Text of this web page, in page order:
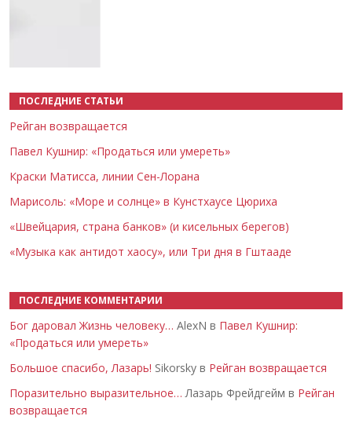
ПОСЛЕДНИЕ СТАТЬИ
Рейган возвращается
Павел Кушнир: «Продаться или умереть»
Краски Матисса, линии Сен-Лорана
Марисоль: «Море и солнце» в Кунстхаусе Цюриха
«Швейцария, страна банков» (и кисельных берегов)
«Музыка как антидот хаосу», или Три дня в Гштааде
ПОСЛЕДНИЕ КОММЕНТАРИИ
Бог даровал Жизнь человеку… AlexN в Павел Кушнир:
«Продаться или умереть»
Большое спасибо, Лазарь! Sikorsky в Рейган возвращается
Поразительно выразительное… Лазарь Фрейдгейм в Рейган
возвращается